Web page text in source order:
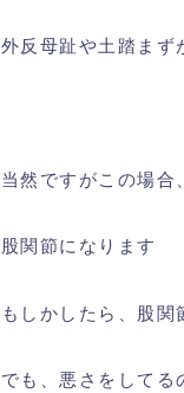
外反母趾や土踏まず
当然ですがこの場合
股関節になります
もしかしたら、股
でも、悪さをしてる